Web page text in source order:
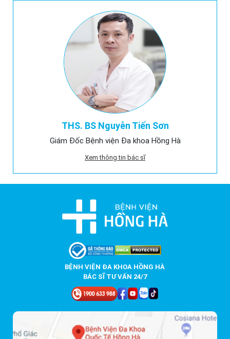
THS. BS Nguyễn Tiến Sơn
Giám Đốc Bệnh viện Đa khoa Hồng Hà
Xem thông tin bác sĩ
BỆNH VIỆN ĐA KHOA HỒNG HÀ
BÁC SĨ TƯ VẤN 24/7